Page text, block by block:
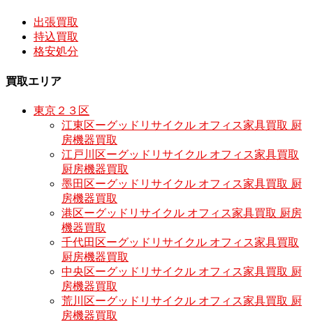
出張買取
持込買取
格安処分
買取エリア
東京２３区
江東区ーグッドリサイクル オフィス家具買取 厨
房機器買取
江戸川区ーグッドリサイクル オフィス家具買取
厨房機器買取
墨田区ーグッドリサイクル オフィス家具買取 厨
房機器買取
港区ーグッドリサイクル オフィス家具買取 厨房
機器買取
千代田区ーグッドリサイクル オフィス家具買取
厨房機器買取
中央区ーグッドリサイクル オフィス家具買取 厨
房機器買取
荒川区ーグッドリサイクル オフィス家具買取 厨
房機器買取